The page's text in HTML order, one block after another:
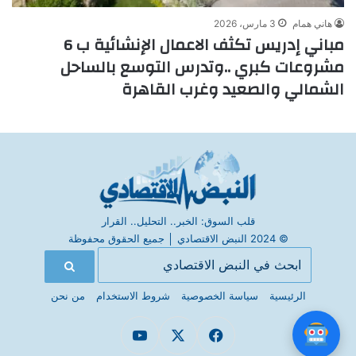
هاني همام 3 مارس، 2026
مباني إدريس تكثف الاعمال الإنشائية ب 6
مشروعات كبري ..وتدرس التوسع بالساحل
الشمالي والصعيد وغرب القاهرة
قلب السوق: الخبر.. التحليل.. القرار
© 2024 النبض الاقتصادي
جميع الحقوق محفوظة
الرئيسية سياسة الخصوصية شروط الاستخدام من نحن